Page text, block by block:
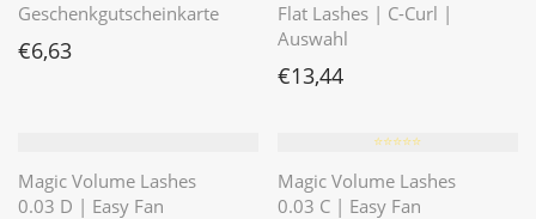
Geschenkgutscheinkarte
€6,63
Flat Lashes | C-Curl |
Auswahl
€13,44
Magic Volume Lashes
0.03 D | Easy Fan
⭐️⭐️⭐️⭐️⭐️
Magic Volume Lashes
0.03 C | Easy Fan